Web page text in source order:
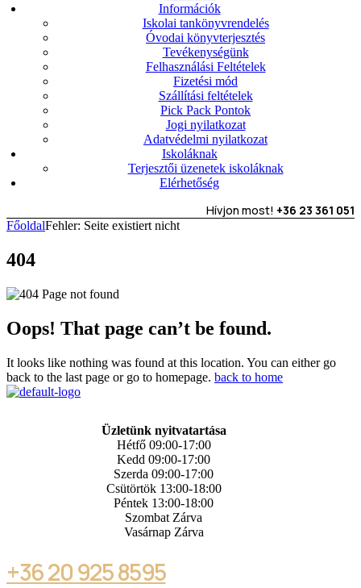
Információk
Iskolai tankönyvrendelés
Óvodai könyvterjesztés
Tevékenységünk
Felhasználási Feltételek
Fizetési mód
Szállítási feltételek
Pick Pack Pontok
Jogi nyilatkozat
Adatvédelmi nyilatkozat
Iskoláknak
Terjesztői üzenetek iskoláknak
Elérhetőség
Hívjon most! +36 23 361 051
FőoldalFehler: Seite existiert nicht
404
Oops! That page can’t be found.
It looks like nothing was found at this location. You can either go
back to the last page or go to homepage. back to home
Üzletünk nyitvatartása
Hétfő 09:00-17:00
Kedd 09:00-17:00
Szerda 09:00-17:00
Csütörtök 13:00-18:00
Péntek 13:00-18:00
Szombat Zárva
Vasárnap Zárva
+36 20 925 8595